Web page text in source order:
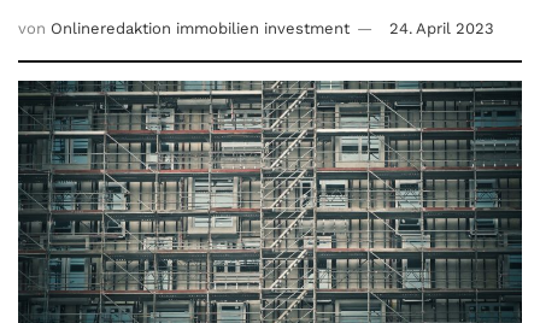
von Onlineredaktion immobilien investment 24. April 2023